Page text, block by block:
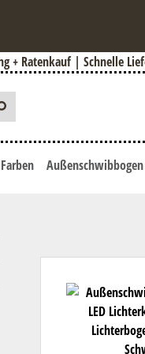
+ Ratenkauf | Schnelle
Farben Außenschwibbogen